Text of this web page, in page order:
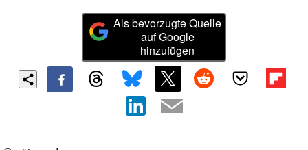
Als bevorzugte Quelle
auf Google
hinzufügen